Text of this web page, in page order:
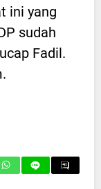
ini yang
sudah
Fadil.